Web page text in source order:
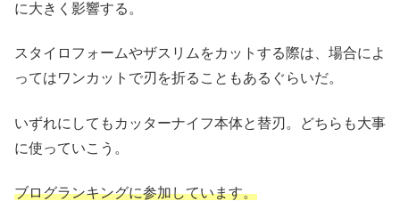
に大きく影響する。
スタイロフォームやザスリムをカットする際は、場合によ
ってはワンカットで刃を折ることもあるぐらいだ。
いずれにしてもカッターナイフ本体と替刃。どちらも大事
に使っていこう。
ブログランキングに参加しています。